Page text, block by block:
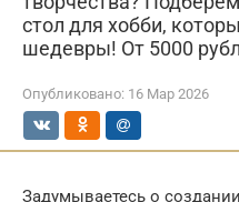
стол для хобби,
шедевры! От 5000
Опубликовано: 16 Мар 2026
Задумываетесь о